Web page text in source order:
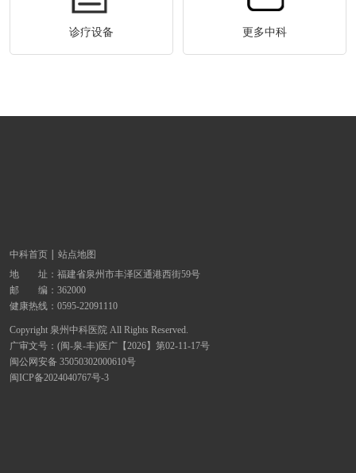
诊疗设备 更多中科
中科首页
站点地图
地 址： 福建省泉州市丰泽区通港西街59号
邮 编：362000
健康热线： 0595-22091110
Copyright 泉州中科医院 All Rights Reserved.
广审文号：(闽-泉-丰)医广【2026】第02-11-17号
闽公网安备 35050302000610号
闽ICP备2024040767号-3